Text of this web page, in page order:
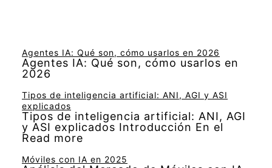
Agentes IA: Qué son, cómo usarlos en 2026
Agentes IA: Qué son, cómo usarlos en
2026
Tipos de inteligencia artificial: ANI, AGI y ASI
explicados
Tipos de inteligencia artificial: ANI, AGI
y ASI explicados Introducción En el
Read more
Móviles con IA en 2025